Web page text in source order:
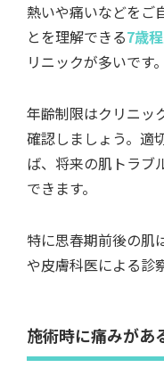
熱いや痛いなどをご
とを理解できる7歳
リニックが多いです。
年齢制限はクリニッ
確認しましょう。適
ば、将来の肌トラブ
できます。
特に思春期前後の肌
や皮膚科医による診
施術時に痛みがあ